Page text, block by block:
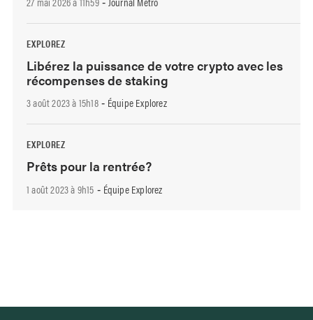
EXPLOREZ
Libérez la puissance de votre crypto avec les
récompenses de staking
3 août 2023 à 15h18- Équipe Explorez
EXPLOREZ
Prêts pour la rentrée?
1 août 2023 à 9h15 - Équipe Explorez